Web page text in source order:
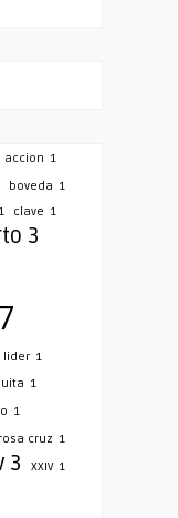
accion 1
boveda 1
1 clave 1
3
7
lider 1
1
1
rosa cruz 1
3 XXIV 1